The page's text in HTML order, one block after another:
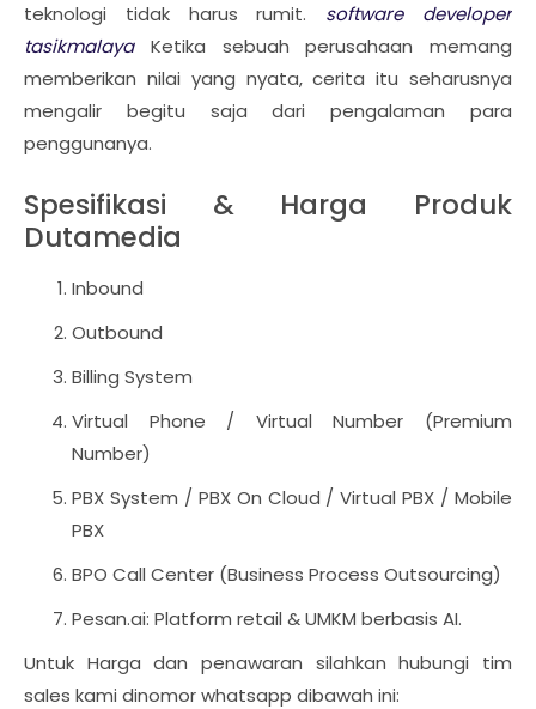
teknologi tidak harus rumit. software developer
tasikmalayaKetika sebuah perusahaan memang
memberikan nilai yang nyata, cerita itu seharusnya
mengalir begitu saja dari pengalaman para
penggunanya.
Spesifikasi & Harga Produk
Dutamedia
Inbound
Outbound
Billing System
Virtual Phone / Virtual Number (Premium
Number)
PBX System / PBX On Cloud / Virtual PBX / Mobile
PBX
BPO Call Center (Business Process Outsourcing)
Pesan.ai: Platform retail & UMKM berbasis AI.
Untuk Harga dan penawaran silahkan hubungi tim
sales kami dinomor whatsapp dibawah ini: